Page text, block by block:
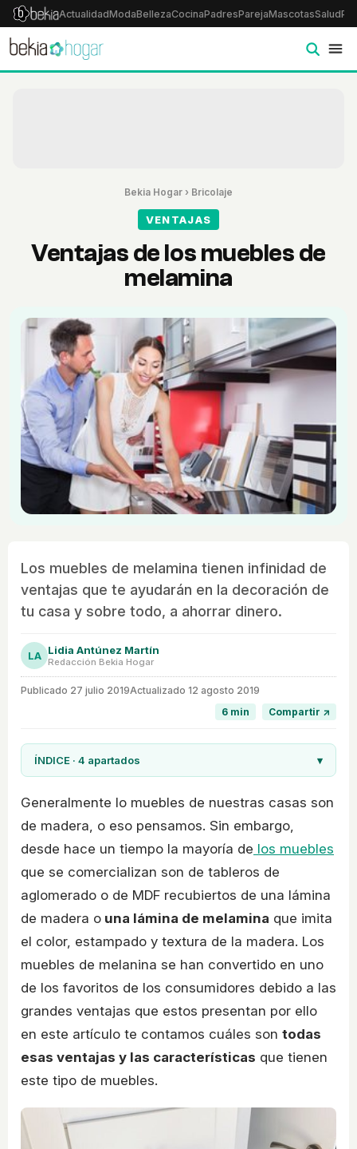
ActualidadModaBellezaCocinaPadresParejaMascotasSalud
Bekia Hogar › Bricolaje
VENTAJAS
Ventajas de los muebles de
melamina
Los muebles de melamina tienen infinidad de
ventajas que te ayudarán en la decoración de
tu casa y sobre todo, a ahorrar dinero.
LA Lidia Antúnez Martín
Redacción Bekia Hogar
Publicado 27 julio 2019Actualizado 12 agosto 2019
6 min
Compartir ↗
ÍNDICE · 4 apartados ▾
Generalmente lo muebles de nuestras casas son
de madera, o eso pensamos. Sin embargo,
desde hace un tiempo la mayoría de los muebles
que se comercializan son de tableros de
aglomerado o de MDF recubiertos de una lámina
de madera o una lámina de melamina que imita
el color, estampado y textura de la madera. Los
muebles de melanina se han convertido en uno
de los favoritos de los consumidores debido a las
grandes ventajas que estos presentan por ello
en este artículo te contamos cuáles son todas
esas ventajas y las características que tienen
este tipo de muebles.